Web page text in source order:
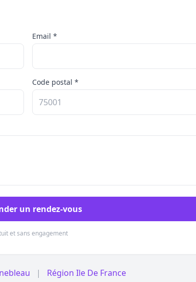
Email *
Code postal *
un rendez-vous
et sans engagement
| Région Ile De France